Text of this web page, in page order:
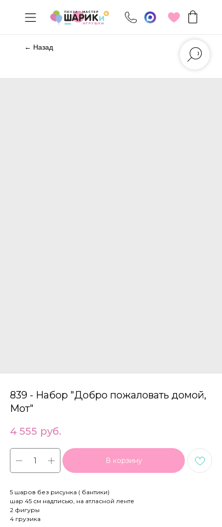
← Назад
839 - Набор "Добро пожаловать домой,
Мот"
4 555 руб.
В корзину
5 шаров без рисунка ( бантики)
шар 45 см надписью, на атласной ленте
2 фигуры
4 грузика